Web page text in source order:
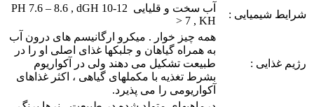
شرایط شیمیایی :
آب سخت و قلیایی 12-10 PH 7.6 – 8.6 , dGH
> 7 , KH
رژیم غذایی :
همه چیز خوار . میکرو ارگانیسم های درون آب
به همراه گیاهان و جلبکها غذای اصلی او را در
طبیعت تشکیل می دهند ولی در آکواریوم
بشرط تغذیه با مکملهای گیاهی ، اکثر غذاهای
آکواریومی را می پذیرد.